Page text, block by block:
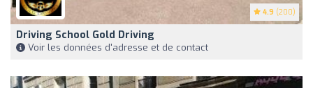
4.9 (200)
Driving School Gold Driving
Voir les données d'adresse et de contact